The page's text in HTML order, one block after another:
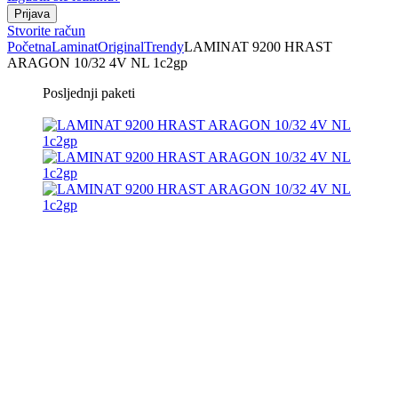
Stvorite račun
PočetnaLaminatOriginalTrendyLAMINAT 9200 HRAST
ARAGON 10/32 4V NL 1c2gp
Posljednji paketi